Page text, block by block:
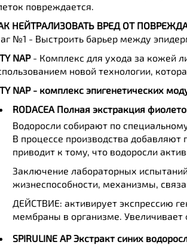
повреждается.
НЕЙТРАЛИЗОВАТЬ ВРЕД ОТ
№1 - Выстроить барьер между
NAP- Комплекс для ухода за кожей
новой технологии,
NAP - комплекс эпигенетических
RODACEA Полная экстракция
Водоросли собирают по
В процессе производства добавляют
приводит к тому, что водоросли
Заключение лабораторных
жизнеспособности, механизмы,
ДЕЙСТВИЕ: активирует экспрессию
мембраны в организме.
SPIRULINE AP Экстракт синих